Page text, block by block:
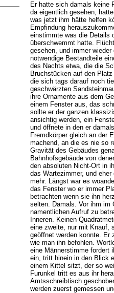
Er hatte sich damals keine
da eigentlich gesehen,
was jetzt ihm hätte helfen
Empfindung
einstimmte was die Details
überschwemmt hatte.
gesehen, und immer
notwendige Bestandteile
des Nachts etwa, die die
Bruchstücken auf den
die sich tags darauf noch
geschwärzten
ihre Ornamente aus dem
einem Fenster aus, das
sollte er der ganzen
ansichtig werden, ein
und öffnete in den er
Fremdkörper gleich an der
machend, an die es nie so
Gravität des Gebäudes
Bahnhofsgebäude von
den absoluten Nicht-Ort in
das Wartezimmer, und
mehr. Längst war es
das Fenster wo er immer
betrachten wenn sie ihn
selten. Damals. Vor ihm im
namentlichen Aufruf zu
Inneren. Keinen
eine zweite, nur mit Knauf,
geöffnet werden konnte. Er
wie man ihn befohlen.
eine Männerstimme fordert
ein, tritt hinein in den Blick
einem Kittel sitzt, der so
Furunkel tritt es aus ihr
Amtsschreibtisch
werden zuerst gemessen